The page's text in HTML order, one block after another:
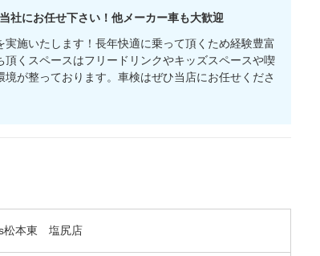
社にお任せ下さい！他メーカー車も大歓迎
施いたします！長年快適に乗って頂くため経験豊富
くスペースはフリードリンクやキッズスペースや喫
が整っております。車検はぜひ当店にお任せくださ
松本東 塩尻店